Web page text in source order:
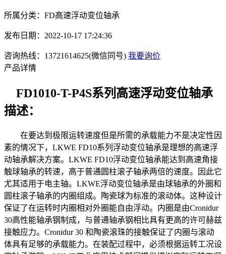
所属分类：FD高速浮动变位轴承
发布日期：2022-10-17 17:24:36
咨询热线：13721614625(微信同号) 我要询价
产品详情
FD1010-T-P4S系列高速浮动变位轴承
描述：
在要达到极限运转速度但是所需的承载能力不是决定性因
素的情况下，LKWE FD10系列浮动变位轴承是理想的高速浮
动轴承解决方案。LKWE FD10浮动变位轴承能达到高速角接
触球轴承的转速，高于普通圆柱滚子轴承两倍的速度。因此它
尤其适用于电主轴。LKWE浮动变位轴承是由球轴承的外圈和
圆柱滚子轴承的内圈组成。陶瓷球为标准的滚动体。这种设计
保证了在运转时内圈相对外圈能自由浮动。内圈是由Cronidur
30高性能轴承钢制成，与普通轴承钢相比具有更高的许可赫兹
接触应力。Cronidur 30 和陶瓷滚珠的接触保证了内圈与滚动
体具有足够的承载能力。在装配过程中，必须根据运转工况设